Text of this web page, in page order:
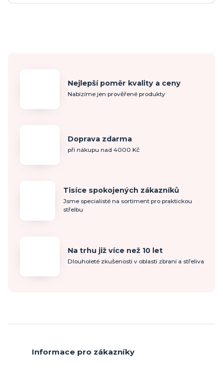
Nejlepší poměr kvality a ceny
Nabízíme jen prověřené produkty
Doprava zdarma
při nákupu nad 4000 Kč
Tisíce spokojených zákazníků
Jsme specialisté na sortiment pro praktickou
střelbu
Na trhu již více než 10 let
Dlouholeté zkušenosti v oblasti zbraní a střeliva
Informace pro zákazníky